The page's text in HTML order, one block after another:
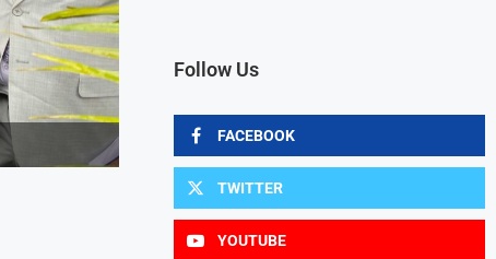
Follow Us
FACEBOOK
TWITTER
YOUTUBE